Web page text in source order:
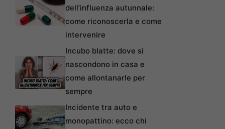
dell’influenza autunnale:
come riconoscerla e come
intervenire
Incubo blatte: dove si
nascondono in casa e
come allontanarle per
sempre
Incidente tra auto e
monopattino: ecco chi